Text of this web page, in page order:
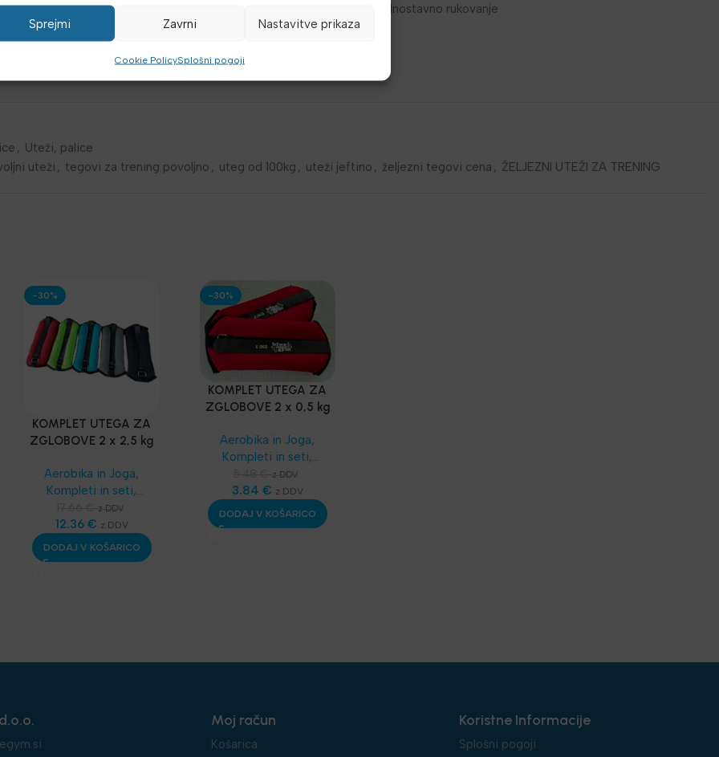
Sprejmi Zavrni Nastavitve prikaza
Cookie PolicySplošni pogoji
uteg ima ergonomski dizajn sa tri oprijemišta što omogoča jednostavno rukovanje
na palico.
, Uteži, palice
uteži , tegovi za trening povoljno , uteg od 100kg , uteži jeftino , željezni tegovi cena , ŽELJEZNI UTEŽI ZA TRENING
-30%
KOMPLET UTEGA ZA
ZGLOBOVE 2 x 2,5 kg
Aerobika in Joga,
Kompleti in seti,
Najnovejša oprema
z DDV
12.36 € z DDV
DODAJ V KOŠARICO
-30%
KOMPLET UTEGA ZA
ZGLOBOVE 2 x 0,5 kg
Aerobika in Joga,
Kompleti in seti,
Najnovejša oprema
z DDV
3.84 € z DDV
DODAJ V KOŠARICO
Moj račun
Košarica
Koristne Informacije
Splošni pogoji